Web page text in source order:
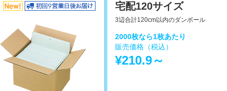
宅配120サイズ
3辺合計120cm以内のダンボール
2000枚なら1枚あたり
販売価格（税込）
¥210.9～